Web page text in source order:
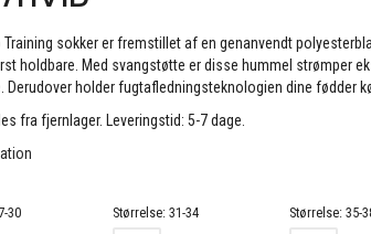
Training sokker er fremstillet af en genanvendt
holdbare. Med svangstøtte er disse hummel strømper
Derudover holder fugtafledningsteknologien dine fødder
fra fjernlager. Leveringstid: 5-7 dage.
30
Størrelse: 31-34
Størrelse:35-